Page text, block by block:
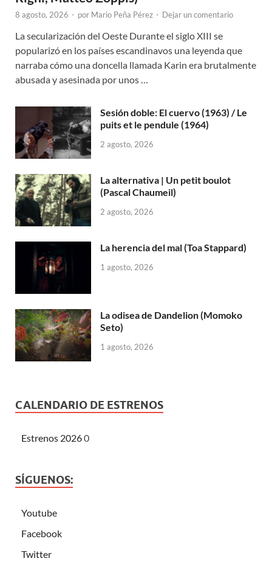
8 agosto, 2026 - por Mario Peña Pérez - Dejar un comentario
La secularización del Oeste Durante el siglo XIII se
popularizó en los países escandinavos una leyenda que
narraba cómo una doncella llamada Karin era brutalmente
abusada y asesinada por unos …
Sesión doble: El cuervo (1963) / Le
puits et le pendule (1964)
2 agosto, 2026
La alternativa | Un petit boulot
(Pascal Chaumeil)
2 agosto, 2026
La herencia del mal (Toa Stappard)
1 agosto, 2026
La odisea de Dandelion (Momoko
Seto)
1 agosto, 2026
CALENDARIO DE ESTRENOS
Estrenos 20260
SÍGUENOS:
Youtube
Facebook
Twitter